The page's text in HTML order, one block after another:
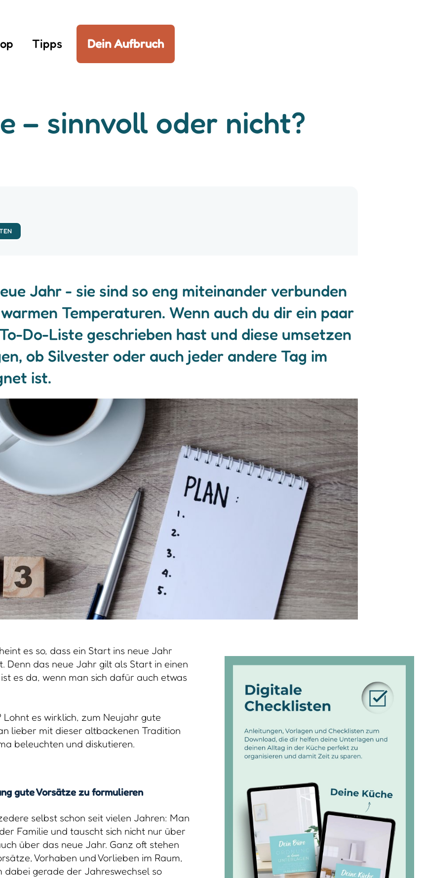
Tipps Dein Aufbruch
– sinnvoll oder nicht?
Jahr - sie sind so eng miteinander verbunden
Temperaturen. Wenn auch du dir ein paar
Do-Liste geschrieben hast und diese umsetzen
ob Silvester oder auch jeder andere Tag im
ist.
es so, dass ein Start ins neue Jahr
Denn das neue Jahr gilt als Start in einen
es da, wenn man sich dafür auch etwas
Lohnt es wirklich, zum Neujahr gute
lieber mit dieser altbackenen Tradition
beleuchten und diskutieren.
gute Vorsätze zu formulieren
selbst schon seit vielen Jahren: Man
Familie und tauscht sich nicht nur über
über das neue Jahr. Ganz oft stehen
Vorhaben und Vorlieben im Raum,
gerade der Jahreswechsel so